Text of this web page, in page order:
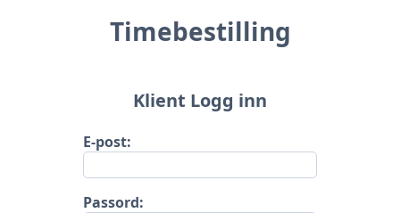
Timebestilling
Klient Logg inn
E-post:
Passord: